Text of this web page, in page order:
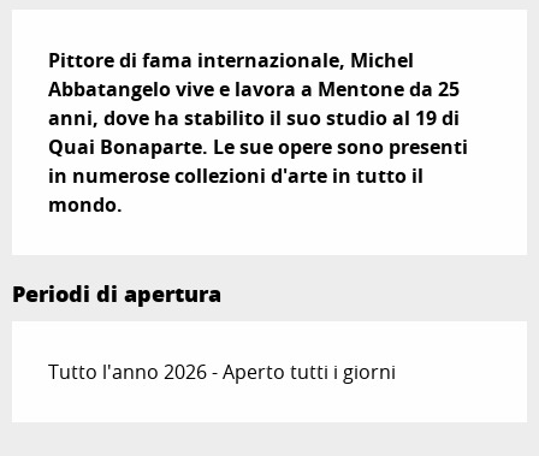
Pittore di fama internazionale, Michel
Abbatangelo vive e lavora a Mentone da 25
anni, dove ha stabilito il suo studio al 19 di
Quai Bonaparte. Le sue opere sono presenti
in numerose collezioni d'arte in tutto il
mondo.
Periodi di apertura
Tutto l'anno 2026 - Aperto tutti i giorni